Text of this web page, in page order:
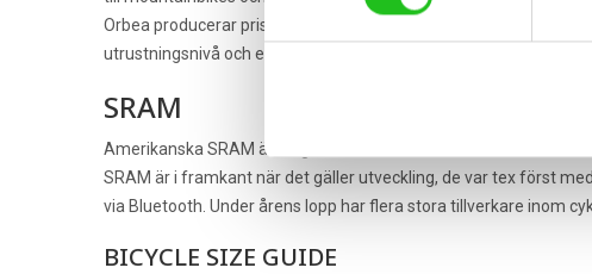
Orbea producerar prisvärda cyklar i nästan alla kategorier hos
utrustningsnivå och ergonomi. Orbea är märket för dig som vill
SRAM
Amerikanska SRAM är idag den största utmanaren till Shimano
SRAM är i framkant när det gäller utveckling, de var tex först
via Bluetooth. Under årens lopp har flera stora tillverkare inom
BICYCLE SIZE GUIDE